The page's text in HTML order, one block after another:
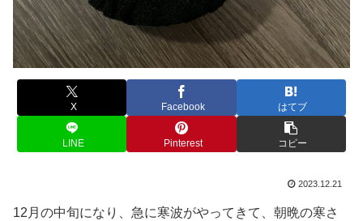
X Facebook はてブ
LINE Pinterest コピー
2023.12.21
12月の中旬になり、急に寒波がやってきて、朝晩の寒さ